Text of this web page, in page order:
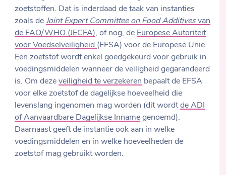
zoetstoffen. Dat is inderdaad de taak van instanties
zoals deJoint Expert Committee on Food Additivesvan
de FAO/WHO (JECFA), of nog, de Europese Autoriteit
voor Voedselveiligheid (EFSA) voor de Europese Unie.
Een zoetstof wordt enkel goedgekeurd voor gebruik in
voedingsmiddelen wanneer de veiligheid gegarandeerd
is. Om dezeveiligheid te verzekeren bepaalt de EFSA
voor elke zoetstof de dagelijkse hoeveelheid die
levenslang ingenomen mag worden (dit wordtde ADI
of Aanvaardbare Dagelijkse Inname genoemd).
Daarnaast geeft de instantie ook aan in welke
voedingsmiddelen en in welke hoeveelheden de
zoetstof mag gebruikt worden.